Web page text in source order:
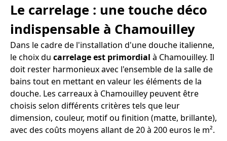
Le carrelage : une touche déco
indispensable à Chamouilley
Dans le cadre de l'installation d'une douche italienne,
le choix du carrelage est primordial à Chamouilley. Il
doit rester harmonieux avec l'ensemble de la salle de
bains tout en mettant en valeur les éléments de la
douche. Les carreaux à Chamouilley peuvent être
choisis selon différents critères tels que leur
dimension, couleur, motif ou finition (matte, brillante),
avec des coûts moyens allant de 20 à 200 euros le m².